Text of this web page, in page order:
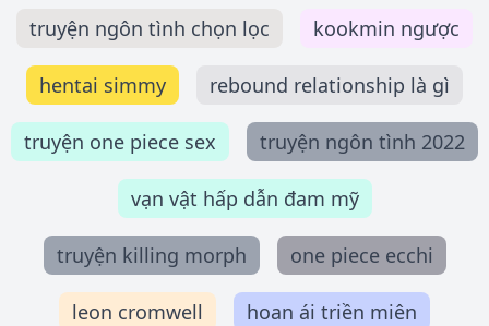
truyện ngôn tình chọn lọc kookmin ngược
hentai simmy rebound relationship là gì
truyện one piece sex truyện ngôn tình 2022
vạn vật hấp dẫn đam mỹ
truyện killing morph one piece ecchi
leon cromwell hoan ái triền miên